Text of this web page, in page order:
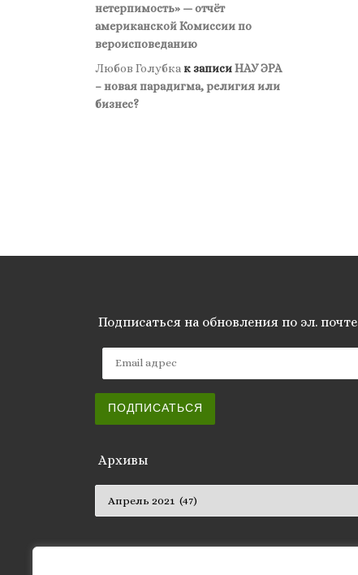
нетерпимость» — отчёт
американской Комиссии по
вероисповеданию
Любов Голубкак записиНАУ ЭРА
– новая парадигма, религия или
бизнес?
Подписаться на обновления по эл. почте
ПОДПИСАТЬСЯ
Архивы